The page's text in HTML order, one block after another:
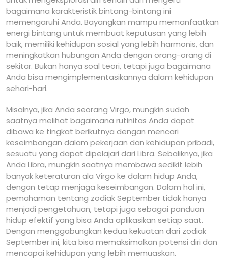
bagaimana karakteristik bintang-bintang ini
memengaruhi Anda. Bayangkan mampu memanfaatkan
energi bintang untuk membuat keputusan yang lebih
baik, memiliki kehidupan sosial yang lebih harmonis, dan
meningkatkan hubungan Anda dengan orang-orang di
sekitar. Bukan hanya soal teori, tetapi juga bagaimana
Anda bisa mengimplementasikannya dalam kehidupan
sehari-hari.
Misalnya, jika Anda seorang Virgo, mungkin sudah
saatnya melihat bagaimana rutinitas Anda dapat
dibawa ke tingkat berikutnya dengan mencari
keseimbangan dalam pekerjaan dan kehidupan pribadi,
sesuatu yang dapat dipelajari dari Libra. Sebaliknya, jika
Anda Libra, mungkin saatnya membawa sedikit lebih
banyak keteraturan ala Virgo ke dalam hidup Anda,
dengan tetap menjaga keseimbangan. Dalam hal ini,
pemahaman tentang zodiak September tidak hanya
menjadi pengetahuan, tetapi juga sebagai panduan
hidup efektif yang bisa Anda aplikasikan setiap saat.
Dengan menggabungkan kedua kekuatan dari zodiak
September ini, kita bisa memaksimalkan potensi diri dan
mencapai kehidupan yang lebih memuaskan.